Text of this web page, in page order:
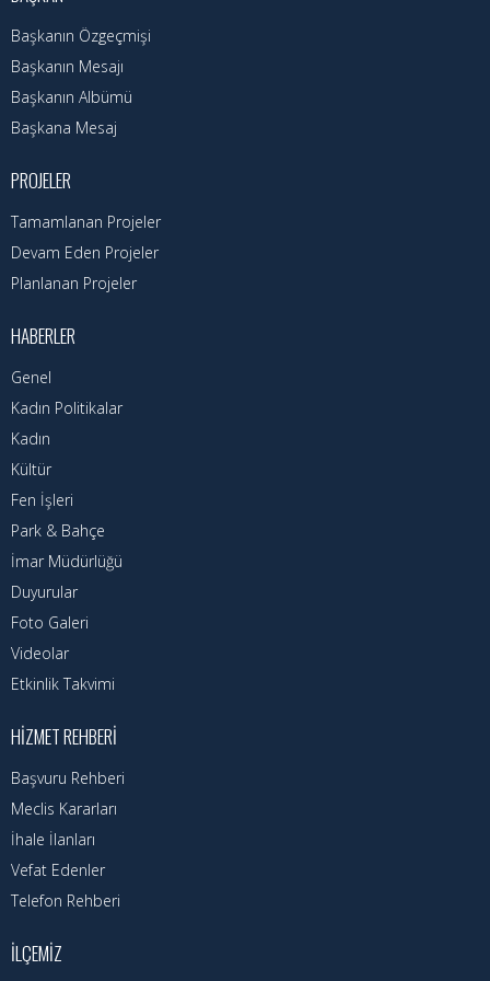
Faaliyet Raporu
Başvuru Rehberi
Vefat Edenler
Telefon Rehberi
İlçemiz
Cizre Tarihi
Nöbetçi Eczaneler
Turizm Rehberi
Hava Durumu
Kadın Politikalar
Başkanın Özgeçmişi
Başkanın Mesajı
Başkanın Albümü
Başkana Mesaj
PROJELER
Tamamlanan Projeler
Devam Eden Projeler
Planlanan Projeler
HABERLER
Genel
Kadın Politikalar
Kadın
Kültür
Fen İşleri
Park & Bahçe
İmar Müdürlüğü
Duyurular
Foto Galeri
Videolar
Etkinlik Takvimi
HIZMET REHBERI
Başvuru Rehberi
Meclis Kararları
İhale İlanları
Vefat Edenler
Telefon Rehberi
İLÇEMIZ